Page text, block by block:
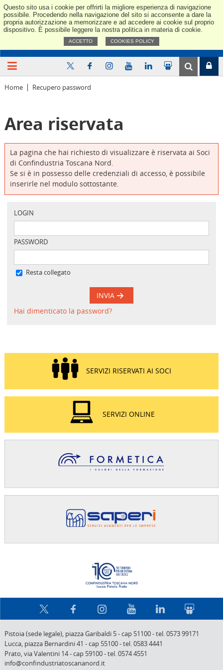
Questo sito usa i cookie per offrirti la migliore esperienza di navigazione
possibile. Procedendo nella navigazione del sito si acconsente a dare la
propria autorizzazione a memorizzare e ad accedere ai cookie sul proprio
dispositivo. È possibile leggere la nostra politica in materia di cookie.
ACCETTO COOKIES POLICY
Home Recupero password
Area riservata
La pagina che hai richiesto di visualizzare è riservata ai Soci
di Confindustria Toscana Nord.
Se si è in possesso delle credenziali di accesso, è possibile
inserirle nel modulo sottostante.
LOGIN
PASSWORD
Resta collegato
INVIA
Hai dimenticato la password?
SERVIZI RISERVATI AI SOCI
SERVIZI ONLINE
Pistoia (sede legale), piazza Garibaldi 5-cap 51100-tel. 0573 99171
Lucca, piazza Bernardini 41 -cap 55100-tel. 0583 4441
Prato,via Valentini 14-cap 59100-tel. 0574 4551
info@confindustriatoscananord.it